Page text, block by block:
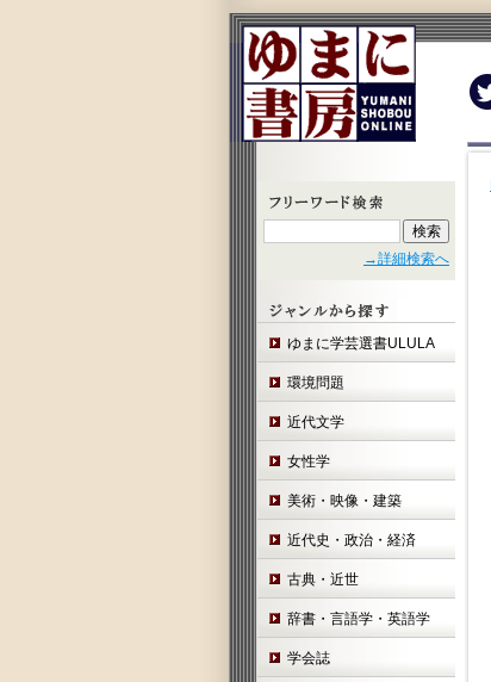
→詳細検索へ
ゆまに学芸選書ULULA
環境問題
近代文学
女性学
美術・映像・建築
近代史・政治・経済
古典・近世
辞書・言語学・英語学
学会誌